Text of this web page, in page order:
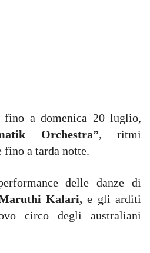
fino a domenica 20 luglio,
Orchestra”, ritmi
a tarda notte.
delle danze di
Kalari,e gli arditi
circo degli australiani